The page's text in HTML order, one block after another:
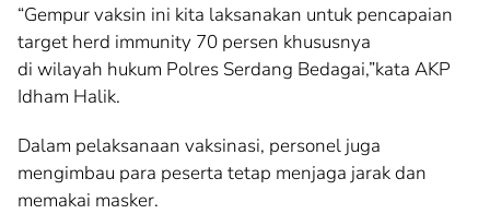
“Gempur vaksin ini kita laksanakan untuk pencapaian
target herd immunity 70 persen khususnya
di wilayah hukum Polres Serdang Bedagai,”kata AKP
Idham Halik.
Dalam pelaksanaan vaksinasi, personel juga
mengimbau para peserta tetap menjaga jarak dan
memakai masker.